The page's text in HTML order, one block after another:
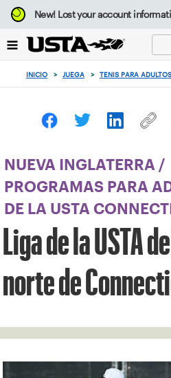
Enfoque
desde
botón
volver
principio
New!Lost your account
INICIO > JUEGA > TENIS PARA ADULTOS
NUEVA INGLATERRA /
PROGRAMAS PARA
DE LA USTA
Liga de la USTA del
norte de